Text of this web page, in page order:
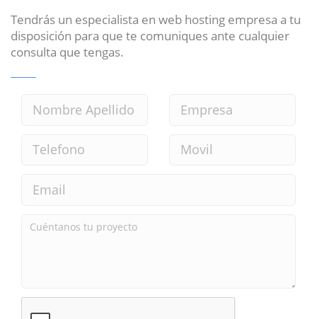
Tendrás un especialista en web hosting empresa a tu
disposición para que te comuniques ante cualquier
consulta que tengas.